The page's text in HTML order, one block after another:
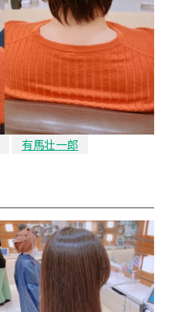
有馬壮一郎